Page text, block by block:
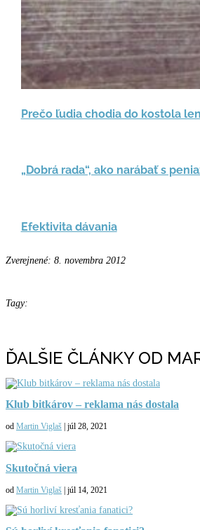
Prečo ľudia chodia do kostola
„Dobrá rada“, ako narábať s
Efektivita dávania
Zverejnené: 8. novembra 2012
Tagy:
ĎALŠIE ČLÁNKY OD
Klub bitkárov – reklama nás dostala
od Martin Viglaš júl 28, 2021
Skutočná viera
od Martin Viglaš júl 14, 2021